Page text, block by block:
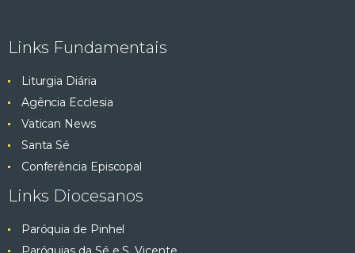
Links Fundamentais
Liturgia Diária
Agência Ecclesia
Vatican News
Santa Sé
Conferência Episcopal
Links Diocesanos
Paróquia de Pinhel